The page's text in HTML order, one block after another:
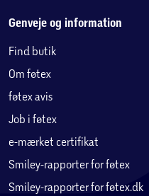
Genveje og information
Find butik
Om føtex
føtex avis
Job i føtex
e-mærket certifikat
Smiley-rapporter for føtex
Smiley-rapporter for føtex.dk